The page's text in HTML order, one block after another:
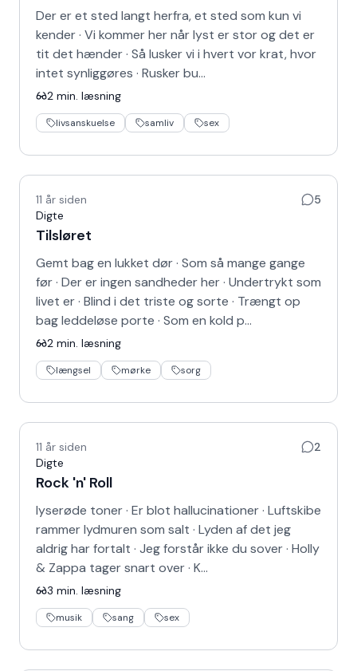
Der er et sted langt herfra, et sted som kun vi
kender · Vi kommer her når lyst er stor og det er
tit det hænder · Så lusker vi i hvert vor krat, hvor
intet synliggøres · Rusker bu…
2 min. læsning
livsanskuelse samliv sex
11 år siden
5
Digte
Tilsløret
Gemt bag en lukket dør · Som så mange gange
før · Der er ingen sandheder her · Undertrykt som
livet er · Blind i det triste og sorte · Trængt op
bag leddeløse porte · Som en kold p…
2 min. læsning
længsel mørke sorg
11 år siden
2
Digte
Rock 'n' Roll
lyserøde toner · Er blot hallucinationer · Luftskibe
rammer lydmuren som salt · Lyden af det jeg
aldrig har fortalt · Jeg forstår ikke du sover · Holly
& Zappa tager snart over · K…
3 min. læsning
musik sang sex